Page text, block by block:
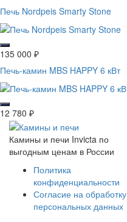
Печь Nordpeis Smarty Stone
135 000 ₽
Печь-камин MBS HAPPY 6 кВт
12 780 ₽
Камины и печи Invicta по
выгодным ценам в России
Политика
конфиденциальности
Согласие на обработку
персональных данных